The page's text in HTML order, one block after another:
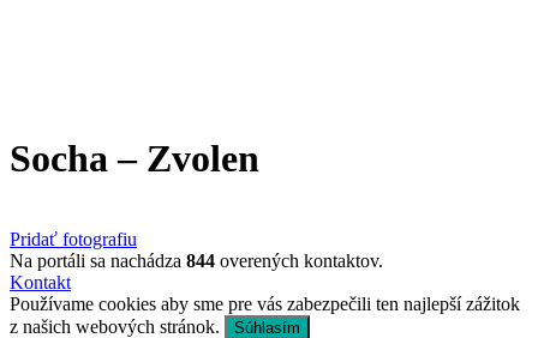
Socha – Zvolen
Pridať fotografiu
Na portáli sa nachádza 844 overených kontaktov.
Kontakt
Používame cookies aby sme pre vás zabezpečili ten najlepší zážitok
z našich webových stránok.
Súhlasím